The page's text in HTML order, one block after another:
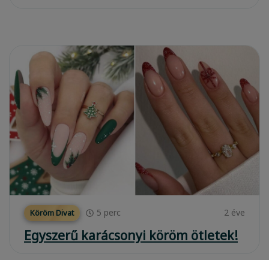
Köröm Divat 5 perc 2 éve
Egyszerű karácsonyi köröm ötletek!